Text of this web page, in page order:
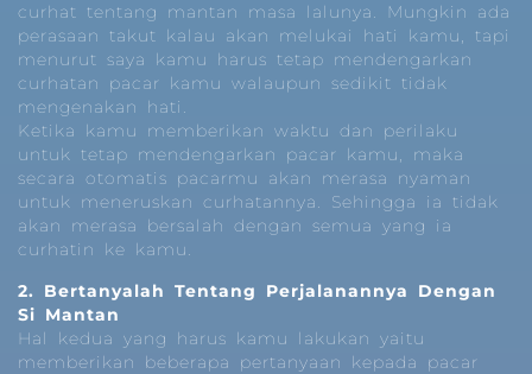
curhat tentang mantan masa lalunya. Mungkin ada
perasaan takut kalau akan melukai hati kamu, tapi
menurut saya kamu harus tetap mendengarkan
curhatan pacar kamu walaupun sedikit tidak
mengenakan hati.
Ketika kamu memberikan waktu dan perilaku
untuk tetap mendengarkan pacar kamu, maka
secara otomatis pacarmu akan merasa nyaman
untuk meneruskan curhatannya. Sehingga ia tidak
akan merasa bersalah dengan semua yang ia
curhatin ke kamu.
2. Bertanyalah Tentang Perjalanannya Dengan
Si Mantan
Hal kedua yang harus kamu lakukan yaitu
memberikan beberapa pertanyaan kepada pacar